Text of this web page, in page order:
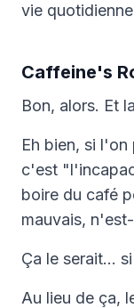
vie
Caffeine's
Bon, alors. Et
Eh bien, si
c'est
boire du café
mauvais,
Ça le serait…
Au lieu de ça,